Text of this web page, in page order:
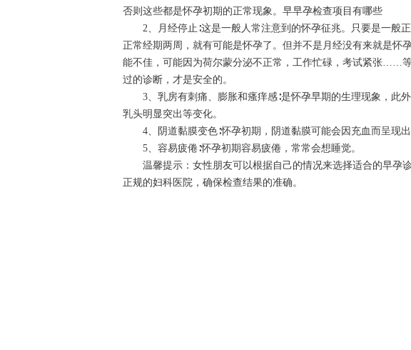
否则这些都是怀孕初期的正常现象。早早孕检查项目有哪些
2、月经停止∶这是一般人常注意到的怀孕征兆。只要是一般
正常经期两周，就有可能是怀孕了。但并不是月经没有来就是怀
能不佳，可能因为荷尔蒙分泌不正常，工作忙碌，考试紧张……
过的诊断，才是安全的。
3、乳房有刺痛、膨胀和瘙痒感∶是怀孕早期的生理现象，此外
乳头明显突出等变化。
4、阴道黏膜变色∶怀孕初期，阴道黏膜可能会因充血而呈现出
5、容易疲倦∶怀孕初期容易疲倦，常常会想睡觉。
温馨提示：女性朋友可以根据自己的情况来选择适合的早孕
正规的妇科医院，确保检查结果的准确。